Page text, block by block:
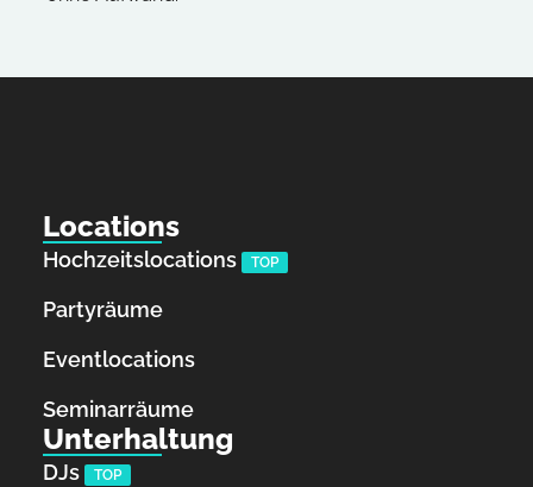
Locations
Hochzeitslocations TOP
Partyräume
Eventlocations
Seminarräume
Unterhaltung
DJs TOP